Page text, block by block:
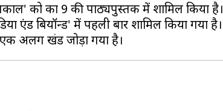
को कक्षा 9 की पाठ्यपुस्तक में शामिल किया है।
एंड बियॉन्ड' में पहली बार शामिल किया गया है।